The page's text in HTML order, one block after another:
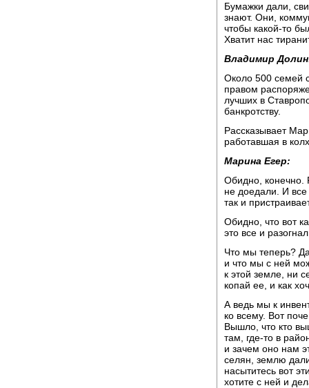
Бумажки дали,
знают. Они,
чтобы какой-то
Хватит нас
Владимир
Около 500 семей
правом
лучших в
банкротству.
Рассказывает
работавшая в
Марина Егер:
Обидно, конечно.
не доедали. И все
так и
Обидно, что вот
это все и
Что мы теперь?
и что мы с ней
к этой земле, ни
копай ее, и как
А ведь мы к
ко всему. Вот
Вышло, что кто
там, где-то в
и зачем оно нам
селян, землю
насытитесь вот
хотите с ней и